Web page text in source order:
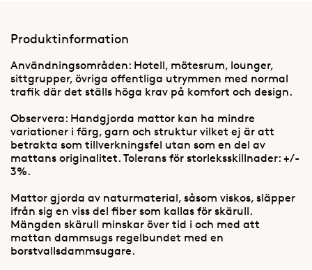
Produktinformation
Användningsområden: Hotell, mötesrum, lounger,
sittgrupper, övriga offentliga utrymmen med normal
trafik där det ställs höga krav på komfort och design.
Observera: Handgjorda mattor kan ha mindre
variationer i färg, garn och struktur vilket ej är att
betrakta som tillverkningsfel utan som en del av
mattans originalitet. Tolerans för storleksskillnader: +/-
3%.
Mattor gjorda av naturmaterial, såsom viskos, släpper
ifrån sig en viss del fiber som kallas för skärull.
Mängden skärull minskar över tid i och med att
mattan dammsugs regelbundet med en
borstvallsdammsugare.